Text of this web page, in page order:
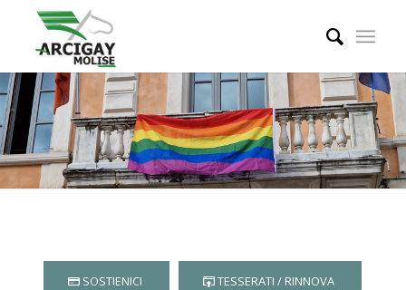
SOSTIENICI TESSERATI / RINNOVA